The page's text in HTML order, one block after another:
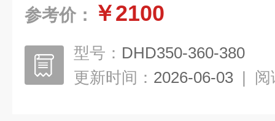
参考价： ￥2100
型号： DHD350-360-380
更新时间： 2026-06-03 | 阅